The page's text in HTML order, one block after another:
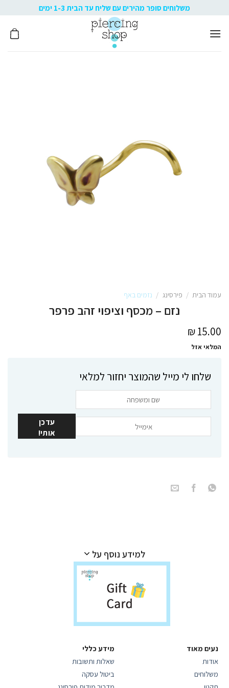
to
content
משלוחים סופר מהירים עם שליח עד הבית 1-3 ימים
עמוד הבית / פירסינג / נזמים באף
נזם – מכסף וציפוי זהב פרפר
15.00
₪
המלאי אזל
שלחו לי מייל שהמוצר יחזור למלאי
עדכן
אותי!
למידע נוסף על
נעים מאוד
אודות
משלוחים
מידע כללי
שאלות ותשובות
ביטול עסקה